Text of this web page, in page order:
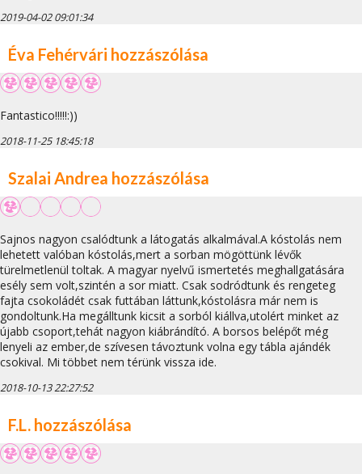
2019-04-02 09:01:34
Éva Fehérvári hozzászólása
Fantastico!!!!!:))
2018-11-25 18:45:18
Szalai Andrea hozzászólása
Sajnos nagyon csalódtunk a látogatás alkalmával.A kóstolás nem
lehetett valóban kóstolás,mert a sorban mögöttünk lévők
türelmetlenül toltak. A magyar nyelvű ismertetés meghallgatására
esély sem volt,szintén a sor miatt. Csak sodródtunk és rengeteg
fajta csokoládét csak futtában láttunk,kóstolásra már nem is
gondoltunk.Ha megálltunk kicsit a sorból kiállva,utolért minket az
újabb csoport,tehát nagyon kiábrándító. A borsos belépőt még
lenyeli az ember,de szívesen távoztunk volna egy tábla ajándék
csokival. Mi többet nem térünk vissza ide.
2018-10-13 22:27:52
F.L. hozzászólása